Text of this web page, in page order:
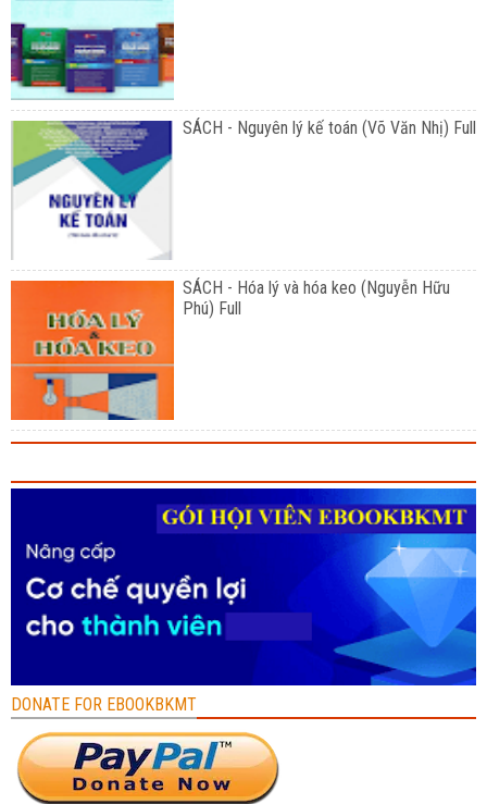
SÁCH - Nguyên lý kế toán (Võ Văn Nhị) Full
SÁCH - Hóa lý và hóa keo (Nguyễn Hữu
Phú) Full
DONATE FOR EBOOKBKMT